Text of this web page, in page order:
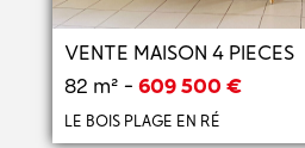
VENTE MAISON 4 PIECES
82 m² - 609 500 €
LE BOIS PLAGE EN RÉ